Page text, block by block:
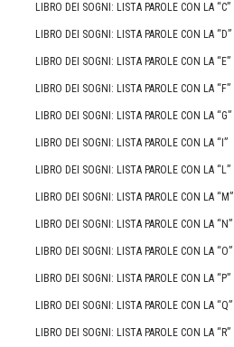
LIBRO DEI SOGNI: LISTA PAROLE CON LA “C”
LIBRO DEI SOGNI: LISTA PAROLE CON LA “D”
LIBRO DEI SOGNI: LISTA PAROLE CON LA “E”
LIBRO DEI SOGNI: LISTA PAROLE CON LA “F”
LIBRO DEI SOGNI: LISTA PAROLE CON LA “G”
LIBRO DEI SOGNI: LISTA PAROLE CON LA “I”
LIBRO DEI SOGNI: LISTA PAROLE CON LA “L”
LIBRO DEI SOGNI: LISTA PAROLE CON LA “M”
LIBRO DEI SOGNI: LISTA PAROLE CON LA “N”
LIBRO DEI SOGNI: LISTA PAROLE CON LA “O”
LIBRO DEI SOGNI: LISTA PAROLE CON LA “P”
LIBRO DEI SOGNI: LISTA PAROLE CON LA “Q”
LIBRO DEI SOGNI: LISTA PAROLE CON LA “R”